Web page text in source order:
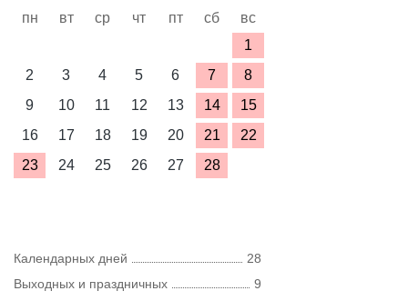
пн вт ср чт пт сб
вс
1
2
3 4 5 6 7
8
9
10 11 12 13 14
15
16
17 18 19 20 21
22
23
24 25 26 27 28
Календарных дней
28
Выходных и праздничных
9